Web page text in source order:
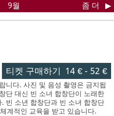
9월 좀 더
티켓 구매하기 14 €- 52 €
니다. 사진 및 음성 촬영은 금지됩
단 대신 빈 소녀 합창단이 노래한
빈 소년 합창단과 빈 소녀 합창단
계적인 교육을 받고 있습니다.